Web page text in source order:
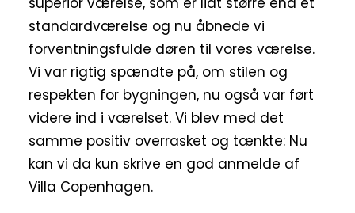
standardværelse og nu åbnede vi
forventningsfulde døren til vores værelse.
Vi var rigtig spændte på, om stilen og
respekten for bygningen, nu også var ført
videre ind i værelset. Vi blev med det
samme positiv overrasket og tænkte: Nu
kan vi da kun skrive en god anmelde af
Villa Copenhagen.